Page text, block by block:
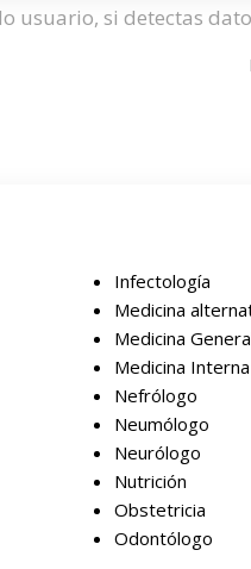
usuario, si detectas
Infectología
Medicina
Medicina
Medicina Interna
Nefrólogo
Neumólogo
Neurólogo
Nutrición
Obstetricia
Odontólogo